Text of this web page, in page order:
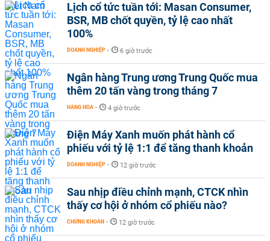
Lịch cổ tức tuần tới: Masan Consumer,
BSR, MB chốt quyền, tỷ lệ cao nhất
100%
DOANH NGHIỆP - 6 giờ trước
Ngân hàng Trung ương Trung Quốc mua
thêm 20 tấn vàng trong tháng 7
HÀNG HÓA - 4 giờ trước
Điện Máy Xanh muốn phát hành cổ
phiếu với tỷ lệ 1:1 để tăng thanh khoản
DOANH NGHIỆP - 12 giờ trước
Sau nhịp điều chỉnh mạnh, CTCK nhìn
thấy cơ hội ở nhóm cổ phiếu nào?
CHỨNG KHOÁN - 12 giờ trước